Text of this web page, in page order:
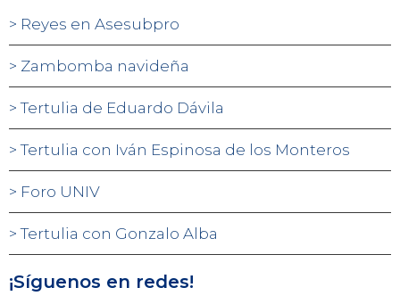
Reyes en Asesubpro
Zambomba navideña
Tertulia de Eduardo Dávila
Tertulia con Iván Espinosa de los Monteros
Foro UNIV
Tertulia con Gonzalo Alba
¡Síguenos en redes!